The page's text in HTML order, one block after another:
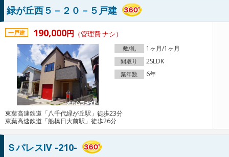
緑が丘西５－２０－５戸建
一戸建 190,000円 （管理費 ナシ）
敷/礼 1ヶ月/1ヶ月
間取り 2SLDK
築年数 6年
東葉高速鉄道「八千代緑が丘駅」徒歩23分
東葉高速鉄道「船橋日大前駅」徒歩26分
ＳパレスⅣ -210-